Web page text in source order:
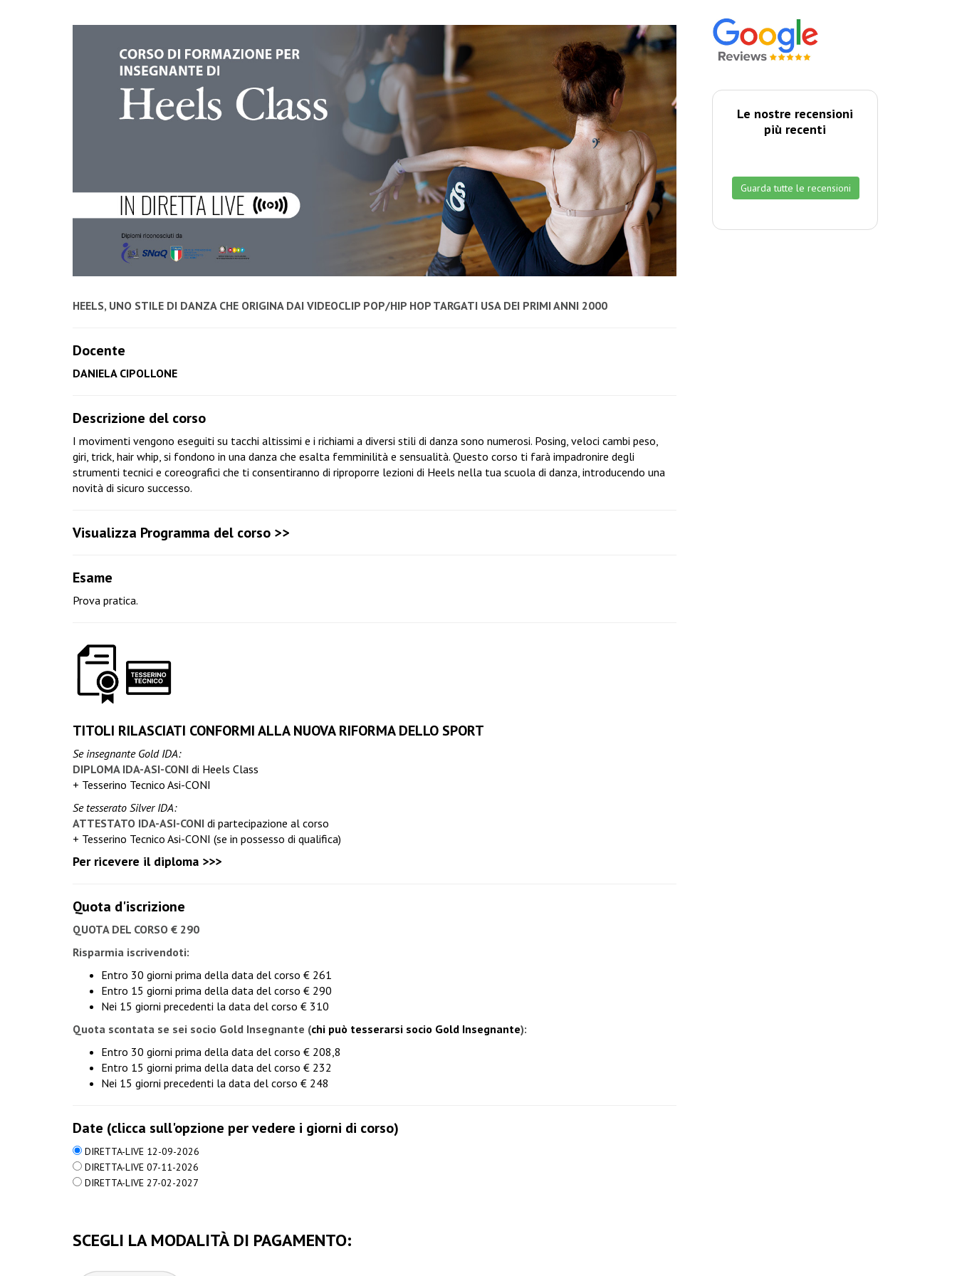
HEELS, UNO STILE DI DANZA CHE ORIGINA DAI VIDEOCLIP POP/HIP HOP TARGATI USA DEI PRIMI ANNI 2000
Docente
DANIELA CIPOLLONE
Descrizione del corso
I movimenti vengono eseguiti su tacchi altissimi e i richiami a diversi stili di danza sono numerosi. Posing, veloci cambi peso,
giri, trick, hair whip, si fondono in una danza che esalta femminilità e sensualità. Questo corso ti farà impadronire degli
strumenti tecnici e coreografici che ti consentiranno di riproporre lezioni di Heels nella tua scuola di danza, introducendo una
novità di sicuro successo.
Visualizza Programma del corso >>
Esame
Prova pratica.
TITOLI RILASCIATI CONFORMI ALLA NUOVA RIFORMA DELLO SPORT
Se insegnante Gold IDA:
DIPLOMA IDA-ASI-CONI di Heels Class
+ Tesserino Tecnico Asi-CONI
Se tesserato Silver IDA:
ATTESTATO IDA-ASI-CONI di partecipazione al corso
+ Tesserino Tecnico Asi-CONI (se in possesso di qualifica)
Per ricevere il diploma >>>
Quota d'iscrizione
QUOTA DEL CORSO € 290
Risparmia iscrivendoti:
Entro 30 giorni prima della data del corso € 261
Entro 15 giorni prima della data del corso € 290
Nei 15 giorni precedenti la data del corso € 310
Quota scontata se sei socio Gold Insegnante (chi può tesserarsi socio Gold Insegnante):
Entro 30 giorni prima della data del corso € 208,8
Entro 15 giorni prima della data del corso € 232
Nei 15 giorni precedenti la data del corso € 248
Date (clicca sull'opzione per vedere i giorni di corso)
DIRETTA-LIVE 12-09-2026
DIRETTA-LIVE 07-11-2026
DIRETTA-LIVE 27-02-2027
SCEGLI LA MODALITÀ DI PAGAMENTO:
Le nostre recensioni
più recenti
Guarda tutte le recensioni